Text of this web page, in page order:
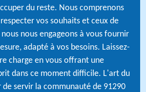
du reste. Nous comprenons
vos souhaits et ceux de
nous engageons à vous fournir
adapté à vos besoins. Laissez-
charge en vous offrant une
dans ce moment difficile. L'art du
servir la communauté de 91290